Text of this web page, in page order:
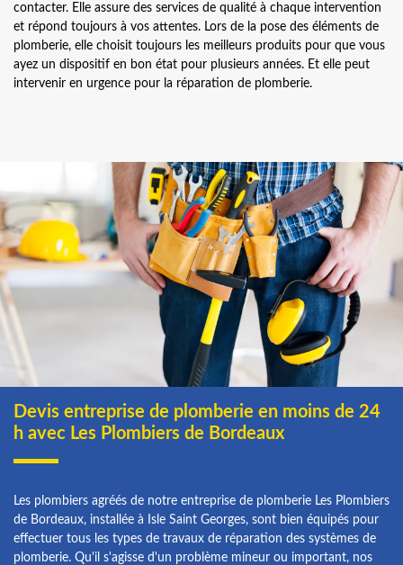
contacter. Elle assure des services de qualité à chaque intervention
et répond toujours à vos attentes. Lors de la pose des éléments de
plomberie, elle choisit toujours les meilleurs produits pour que vous
ayez un dispositif en bon état pour plusieurs années. Et elle peut
intervenir en urgence pour la réparation de plomberie.
Devis entreprise de plomberie en moins de 24
h avec Les Plombiers de Bordeaux
Les plombiers agréés de notre entreprise de plomberie Les Plombiers
de Bordeaux, installée à Isle Saint Georges, sont bien équipés pour
effectuer tous les types de travaux de réparation des systèmes de
plomberie. Qu'il s'agisse d'un problème mineur ou important, nos